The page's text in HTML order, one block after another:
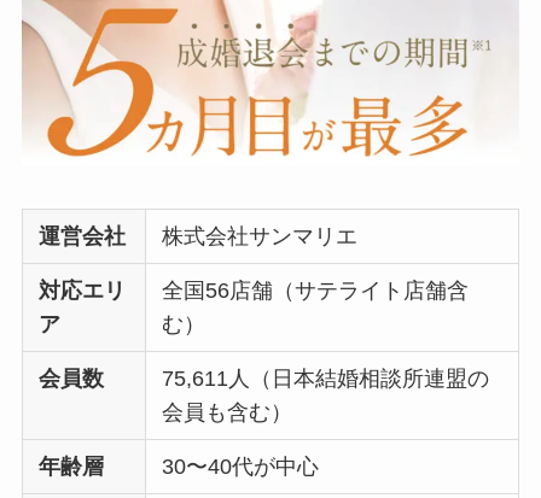
運営会社 株式会社サンマリエ
対応エリ
ア
全国56店舗（サテライト店舗含
む）
会員数
75,611人（日本結婚相談所連盟の
会員も含む）
年齢層 30〜40代が中心